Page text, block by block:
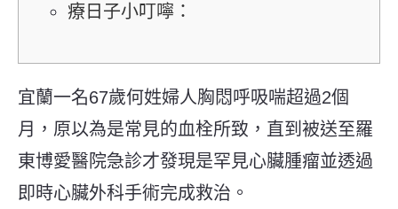
療日子小叮嚀：
宜蘭一名67歲何姓婦人胸悶呼吸喘超過2個
月，原以為是常見的血栓所致，直到被送至羅
東博愛醫院急診才發現是罕見心臟腫瘤並透過
即時心臟外科手術完成救治。